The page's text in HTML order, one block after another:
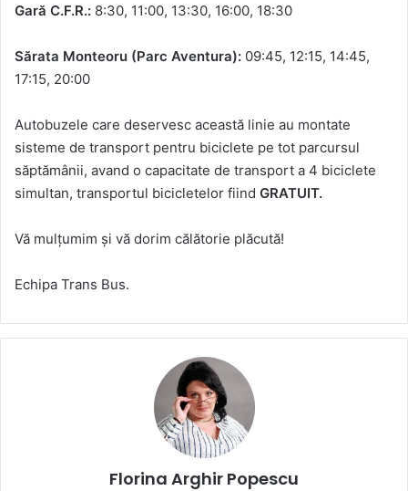
Gară C.F.R.: 8:30, 11:00, 13:30, 16:00, 18:30
Sărata Monteoru (Parc Aventura): 09:45, 12:15, 14:45,
17:15, 20:00
Autobuzele care deservesc această linie au montate
sisteme de transport pentru biciclete pe tot parcursul
săptămânii, avand o capacitate de transport a 4 biciclete
simultan, transportul bicicletelor fiind GRATUIT.
Vă mulțumim și vă dorim călătorie plăcută!
Echipa Trans Bus.
Florina Arghir Popescu